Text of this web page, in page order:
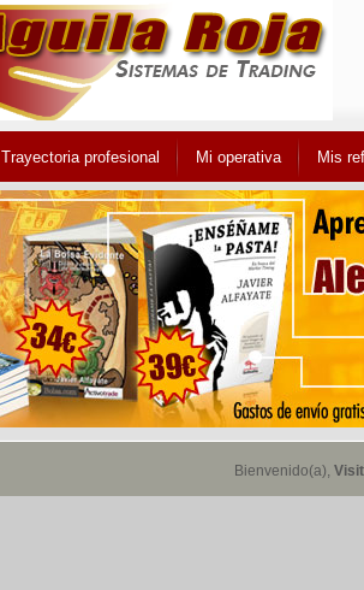
Trayectoria profesional Mi operativa Mis